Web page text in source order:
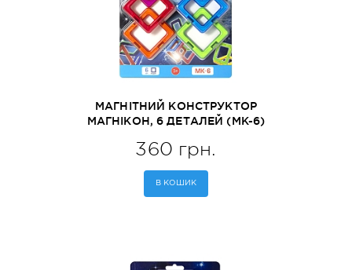
МАГНІТНИЙ КОНСТРУКТОР
МАГНІКОН, 6 ДЕТАЛЕЙ (MK-6)
360 грн.
В КОШИК